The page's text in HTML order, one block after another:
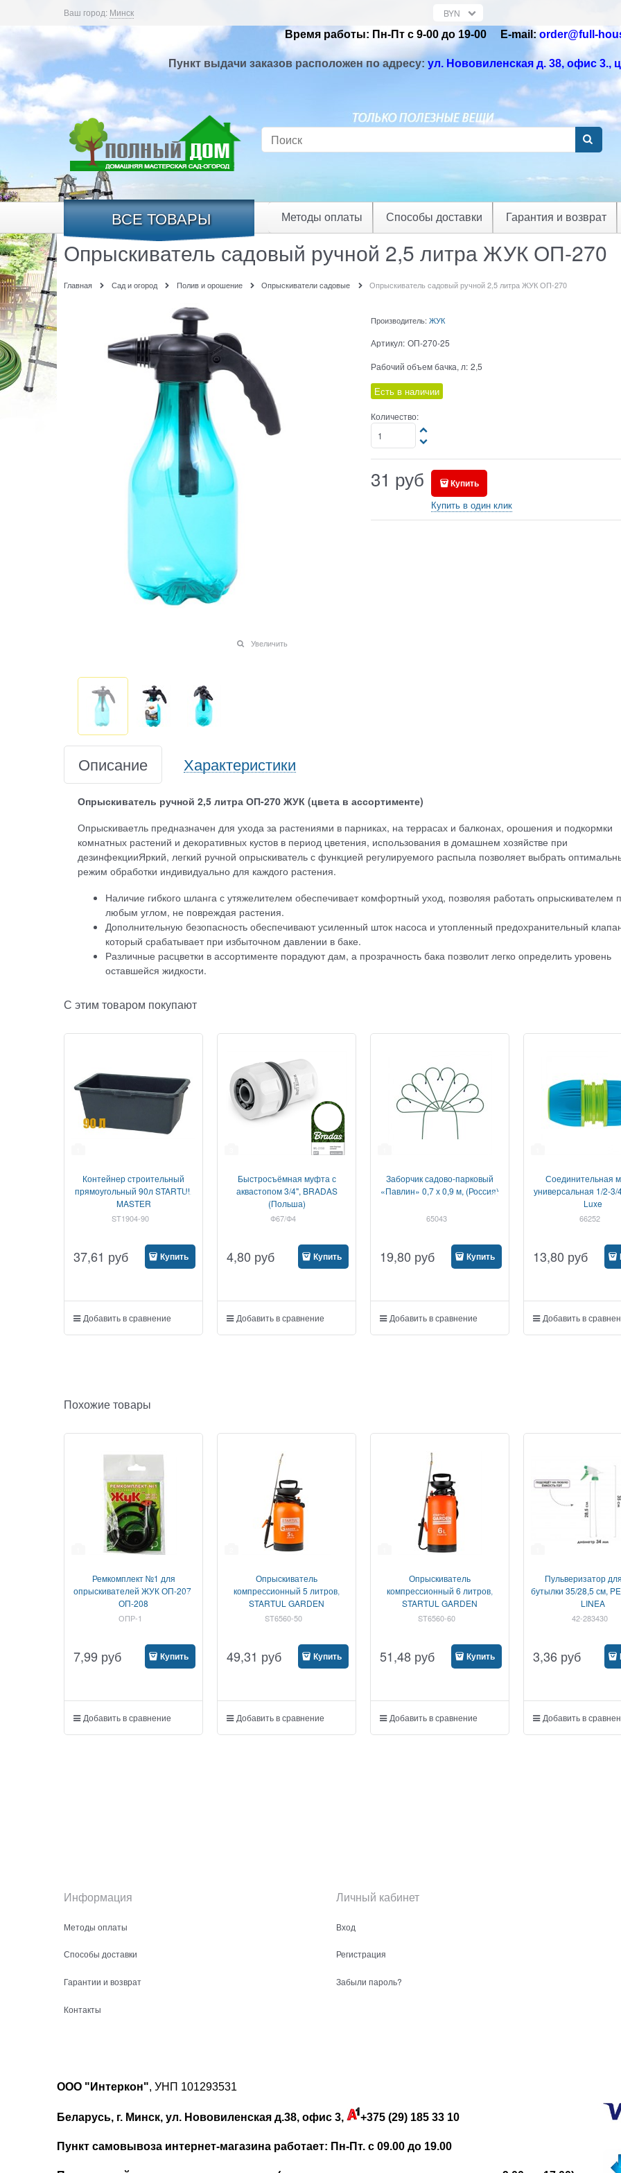
Ваш город: Минск
Время работы: Пн-Пт с 9-00 до 19-00 Е-mail:order@full-
Пункт выдачи заказов расположен по адресу: ул. Нововиленская д. 38, офис 3.,
ВСЕ ТОВАРЫ Методы оплаты Способы доставки Гарантия и возврат
Опрыскиватель садовый ручной 2,5 литра ЖУК ОП-270
Главная Сад и огород Полив и орошение Опрыскиватели садовые Опрыскиватель садовый ручной 2,5 литра ЖУК ОП-270
Увеличить
Производитель: ЖУК
Артикул: ОП-270-25
Рабочий объем бачка, л: 2,5
Есть в наличии
Количество:
31 руб Купить
Купить в один клик
Описание Характеристики
Опрыскиватель ручной 2,5 литра ОП-270 ЖУК (цвета в ассортименте)
Опрыскиваетль предназначен для ухода за растениями в парниках, на террасах и балконах, орошения и подкормки
комнатных растений и декоративных кустов в период цветения, использования в домашнем хозяйстве при
дезинфекцииЯркий, легкий ручной опрыскиватель с функцией регулируемого распыла позволяет выбрать
режим обработки индивидуально для каждого растения.
Наличие гибкого шланга с утяжелителем обеспечивает комфортный уход, позволяя работать опрыскивателем
любым углом, не повреждая растения.
Дополнительную безопасность обеспечивают усиленный шток насоса и утопленный предохранительный
который срабатывает при избыточном давлении в баке.
Различные расцветки в ассортименте порадуют дам, а прозрачность бака позволит легко определить уровень
оставшейся жидкости.
С этим товаром покупают
Контейнер строительный
прямоугольный 90л STARTUL
MASTER
ST1904-90
37,61 руб Купить
Добавить в сравнение
Быстросъёмная муфта с
аквастопом 3/4", BRADAS
(Польша)
Ф67/Ф4
4,80 руб Купить
Добавить в сравнение
Заборчик садово-парковый
«Павлин» 0,7 х 0,9 м, (Россия)
65043
19,80 руб Купить
Добавить в сравнение
Соединительная
универсальная 1/2-3/
Luxe
66252
13,80 руб
Добавить в
Похожие товары
Ремкомплект №1 для
опрыскивателей ЖУК ОП-207,
ОП-208
ОПР-1
7,99 руб Купить
Добавить в сравнение
Опрыскиватель
компрессионный 5 литров,
STARTUL GARDEN
ST6560-50
49,31 руб Купить
Добавить в сравнение
Опрыскиватель
компрессионный 6 литров,
STARTUL GARDEN
ST6560-60
51,48 руб Купить
Добавить в сравнение
Пульверизатор
бутылки 35/28,5 см,
LINEA
42-283430
3,36 руб
Добавить в
Информация
Методы оплаты
Способы доставки
Гарантии и возврат
Контакты
Личный кабинет
Вход
Регистрация
Забыли пароль?
ООО "Интеркон", УНП 101293531
Беларусь, г. Минск, ул. Нововиленская д.38, офис 3, +375 (29) 185 33 10
Пункт самовывоза интернет-магазина работает: Пн-Пт. с 09.00 до 19.00